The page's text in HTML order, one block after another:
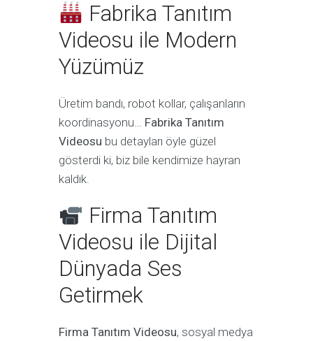
Fabrika Tanıtım
Videosu ile Modern
Yüzümüz
Üretim bandı, robot kollar, çalışanların
koordinasyonu… Fabrika Tanıtım
Videosu bu detayları öyle güzel
gösterdi ki, biz bile kendimize hayran
kaldık.
Firma Tanıtım
Videosu ile Dijital
Dünyada Ses
Getirmek
Firma Tanıtım Videosu, sosyal medya